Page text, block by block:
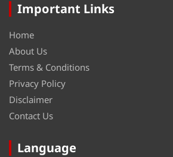
Important Links
Home
About Us
Terms & Conditions
Privacy Policy
Disclaimer
Contact Us
Language